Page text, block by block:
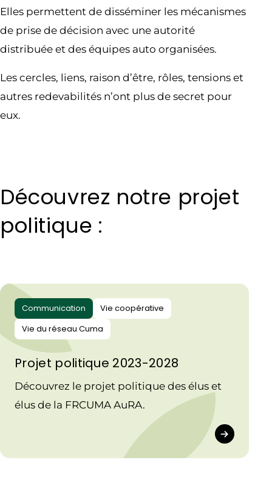
Elles permettent de disséminer les mécanismes
de prise de décision avec une autorité
distribuée et des équipes auto organisées.
Les cercles, liens, raison d’être, rôles, tensions et
autres redevabilités n’ont plus de secret pour
eux.
Découvrez notre projet
politique :
Communication
Vie coopérative
Vie du réseau Cuma
Projet politique 2023-2028
Découvrez le projet politique des élus et
élus de la FRCUMA AuRA.